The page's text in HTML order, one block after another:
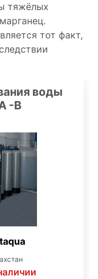
тяжёлых
тот факт,
воды
-В